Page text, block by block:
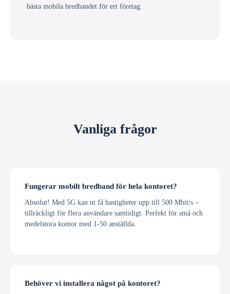
bästa mobila bredbandet för ert företag.
Vanliga frågor
Fungerar mobilt bredband för hela kontoret?
Absolut! Med 5G kan ni få hastigheter upp till 500 Mbit/s –
tillräckligt för flera användare samtidigt. Perfekt för små och
medelstora kontor med 1-50 anställda.
Behöver vi installera något på kontoret?